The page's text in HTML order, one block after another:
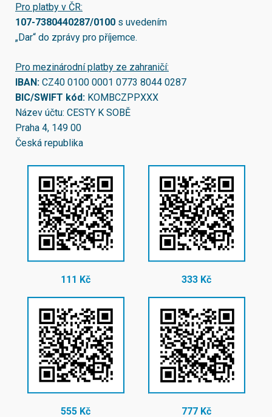
Pro platby v ČR:
107-7380440287/0100 s uvedením
„Dar“ do zprávy pro příjemce.
Pro mezinárodní platby ze zahraničí:
IBAN: CZ40 0100 0001 0773 8044 0287
BIC/SWIFT kód: KOMBCZPPXXX
Název účtu: CESTY K SOBĚ
Praha 4, 149 00
Česká republika
111 Kč 333 Kč
555 Kč 777 Kč